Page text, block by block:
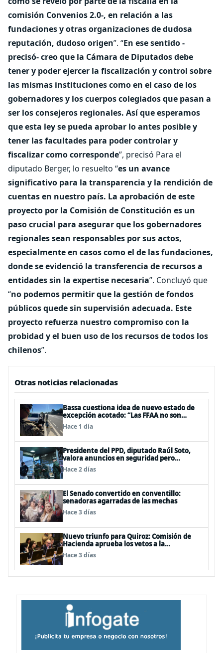
comisión Convenios 2.0-, en relación a las
fundaciones y otras organizaciones de dudosa
reputación, dudoso origen”. “En ese sentido -
precisó- creo que la Cámara de Diputados debe
tener y poder ejercer la fiscalización y control sobre
las mismas instituciones como en el caso de los
gobernadores y los cuerpos colegiados que pasan a
ser los consejeros regionales. Así que esperamos
que esta ley se pueda aprobar lo antes posible y
tener las facultades para poder controlar y
fiscalizar como corresponde”, precisó Para el
diputado Berger, lo resuelto “es un avance
significativo para la transparencia y la rendición de
cuentas en nuestro país. La aprobación de este
proyecto por la Comisión de Constitución es un
paso crucial para asegurar que los gobernadores
regionales sean responsables por sus actos,
especialmente en casos como el de las fundaciones,
donde se evidenció la transferencia de recursos a
entidades sin la expertise necesaria”. Concluyó que
“no podemos permitir que la gestión de fondos
públicos quede sin supervisión adecuada. Este
proyecto refuerza nuestro compromiso con la
probidad y el buen uso de los recursos de todos los
chilenos”.
Otras noticias relacionadas
Bassa cuestiona idea de nuevo estado de
excepción acotado: “Las FFAA no son
policías”
Hace 1 día
Presidente del PPD, diputado Raúl Soto,
valora anuncios en seguridad pero
advierte ausencia clave: alzamiento del
secreto bancario
Hace 2 días
El Senado convertido en conventillo:
senadoras agarradas de las mechas
Hace 3 días
Nuevo triunfo para Quiroz: Comisión de
Hacienda aprueba los vetos a la
Megarreforma
Hace 3 días